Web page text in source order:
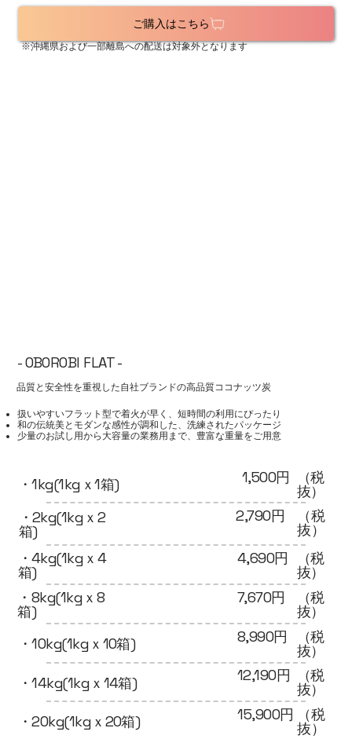
ご購入はこちら
※沖縄県および一部離島への配送は対象外となります
- OBOROBI FLAT -
品質と安全性を重視した自社ブランドの高品質ココナッツ炭
扱いやすいフラット型で着火が早く、短時間の利用にぴったり
和の伝統美とモダンな感性が調和した、洗練されたパッケージ
少量のお試し用から大容量の業務用まで、豊富な重量をご用意
・1kg(1kgｘ1箱) 1,500円 （税
抜）
・2kg(1kgｘ2
箱)
2,790円 （税
抜）
・4kg(1kgｘ4
箱)
4,690円 （税
抜）
・8kg(1kgｘ8
箱)
7,670円 （税
抜）
・10kg(1kgｘ10箱)
8,990円 （税
抜）
・14kg(1kgｘ14箱)
12,190円 （税
抜）
・20kg(1kgｘ20箱)
15,900円 （税
抜）